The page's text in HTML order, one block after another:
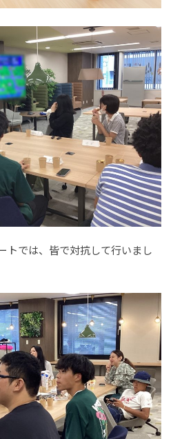
トでは、皆で対抗して行いまし